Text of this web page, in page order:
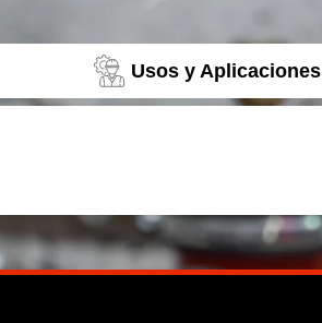
Usos y Aplicaciones